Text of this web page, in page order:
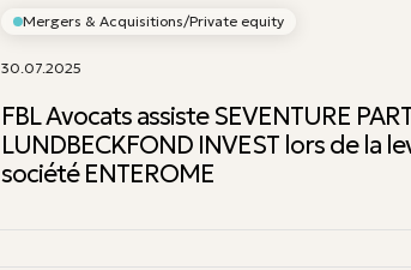
Mergers & Acquisitions/Private equity
30.07.2025
FBL Avocats assiste SEVENTURE
LUNDBECKFOND INVEST lors de la
société ENTEROME